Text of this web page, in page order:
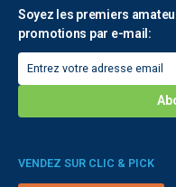
Soyez les premiers
promotions par e-mail:
VENDEZ SUR CLIC & PICK